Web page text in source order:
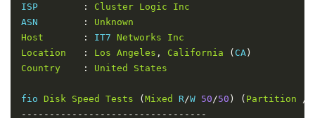
ISP
: Cluster Logic
Inc
ASN
:
Unknown
Host
: IT7 Networks
Inc
Location
: Los Angeles , California ( CA )
Country
: United States
fio Disk Speed Tests (Mixed R /W 50 /50 ) ( Partition /
---------------------------------